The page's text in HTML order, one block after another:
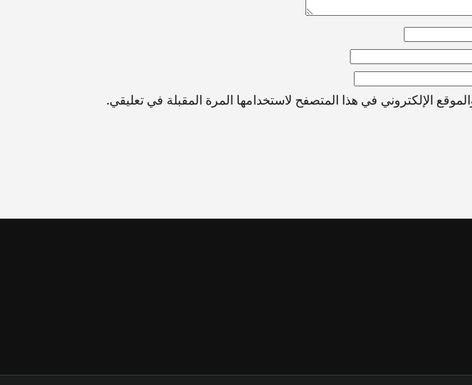
الإلكتروني في هذا المتصفح لاستخدامها المرة المقبلة في تعليقي.